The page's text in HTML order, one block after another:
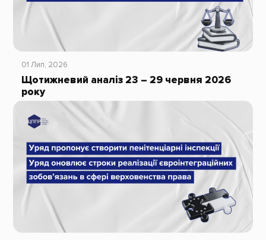
01 Лип, 2026
Щотижневий аналіз 23 – 29 червня 2026
року